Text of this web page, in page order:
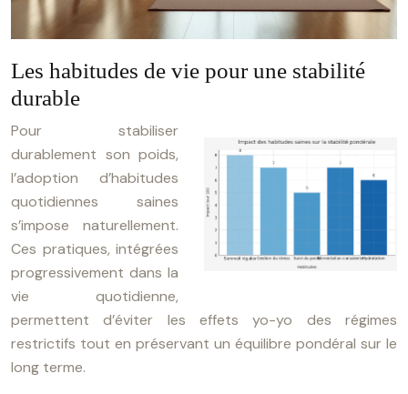
Les habitudes de vie pour une stabilité
durable
Pour stabiliser
durablement son poids,
l’adoption d’habitudes
quotidiennes saines
s’impose naturellement.
Ces pratiques, intégrées
progressivement dans la
vie quotidienne,
permettent d’éviter les effets yo-yo des régimes
restrictifs tout en préservant un équilibre pondéral sur le
long terme.